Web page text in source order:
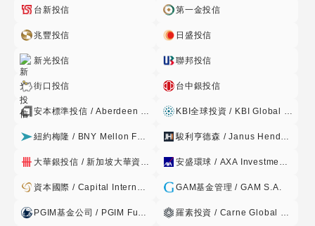
BBBMoody’s Investor Services, Inc. Baa3 Rating and
Investment Information, Inc. BBBStandard & Poor’s
BBBKroll Bond Rating Agency BBBMorningstar, Inc.
BBB4. 本基金投資之債券,不包括以國內有價證券、本國上市、
上櫃公司於海外發行之有價證券、國內證券 投資信託事業於海
外發行之基金受益憑證、未經金管會核准或申報生效得募集及
銷售之境外基金為 連結標的之連動型或結構型債券。 5. 但依
全之目的,得不受前述第1.款投 資比例之限制。所謂特殊情形,
係指: (1) 信託契約終止前一個月。 (2) 本基金投資達本基金淨
政治、經 濟或社會情勢之重大變動、法令政策變更或有不可抗
台新投信 第一金投信
兆豐投信 日盛投信
新光投信 聯邦投信
街口投信 台中銀投信
安本標準投信 / Aberdeen Standard KBI全球投資 / KBI Global Investors
紐約梅隆 / BNY Mellon Fund Management 駿利亨德森 / Janus Henderson
大華銀投信 / 新加坡大華資產管理 / UOB 安盛環球 / AXA Investment Managers
資本國際 / Capital International GAM基金管理 / GAM S.A.
PGIM基金公司 / PGIM Funds PLC 羅素投資 / Carne Global Fund Managers